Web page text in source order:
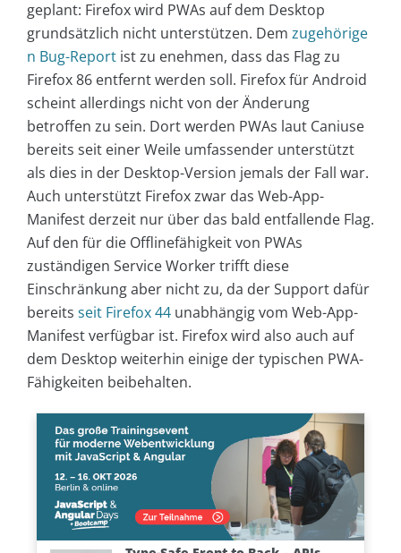
geplant: Firefox wird PWAs auf dem Desktop
grundsätzlich nicht unterstützen. Dem zugehörige
n Bug-Report ist zu enehmen, dass das Flag zu
Firefox 86 entfernt werden soll. Firefox für Android
scheint allerdings nicht von der Änderung
betroffen zu sein. Dort werden PWAs laut Caniuse
bereits seit einer Weile umfassender unterstützt
als dies in der Desktop-Version jemals der Fall war.
Auch unterstützt Firefox zwar das Web-App-
Manifest derzeit nur über das bald entfallende Flag.
Auf den für die Offlinefähigkeit von PWAs
zuständigen Service Worker trifft diese
Einschränkung aber nicht zu, da der Support dafür
bereits seit Firefox 44 unabhängig vom Web-App-
Manifest verfügbar ist. Firefox wird also auch auf
dem Desktop weiterhin einige der typischen PWA-
Fähigkeiten beibehalten.